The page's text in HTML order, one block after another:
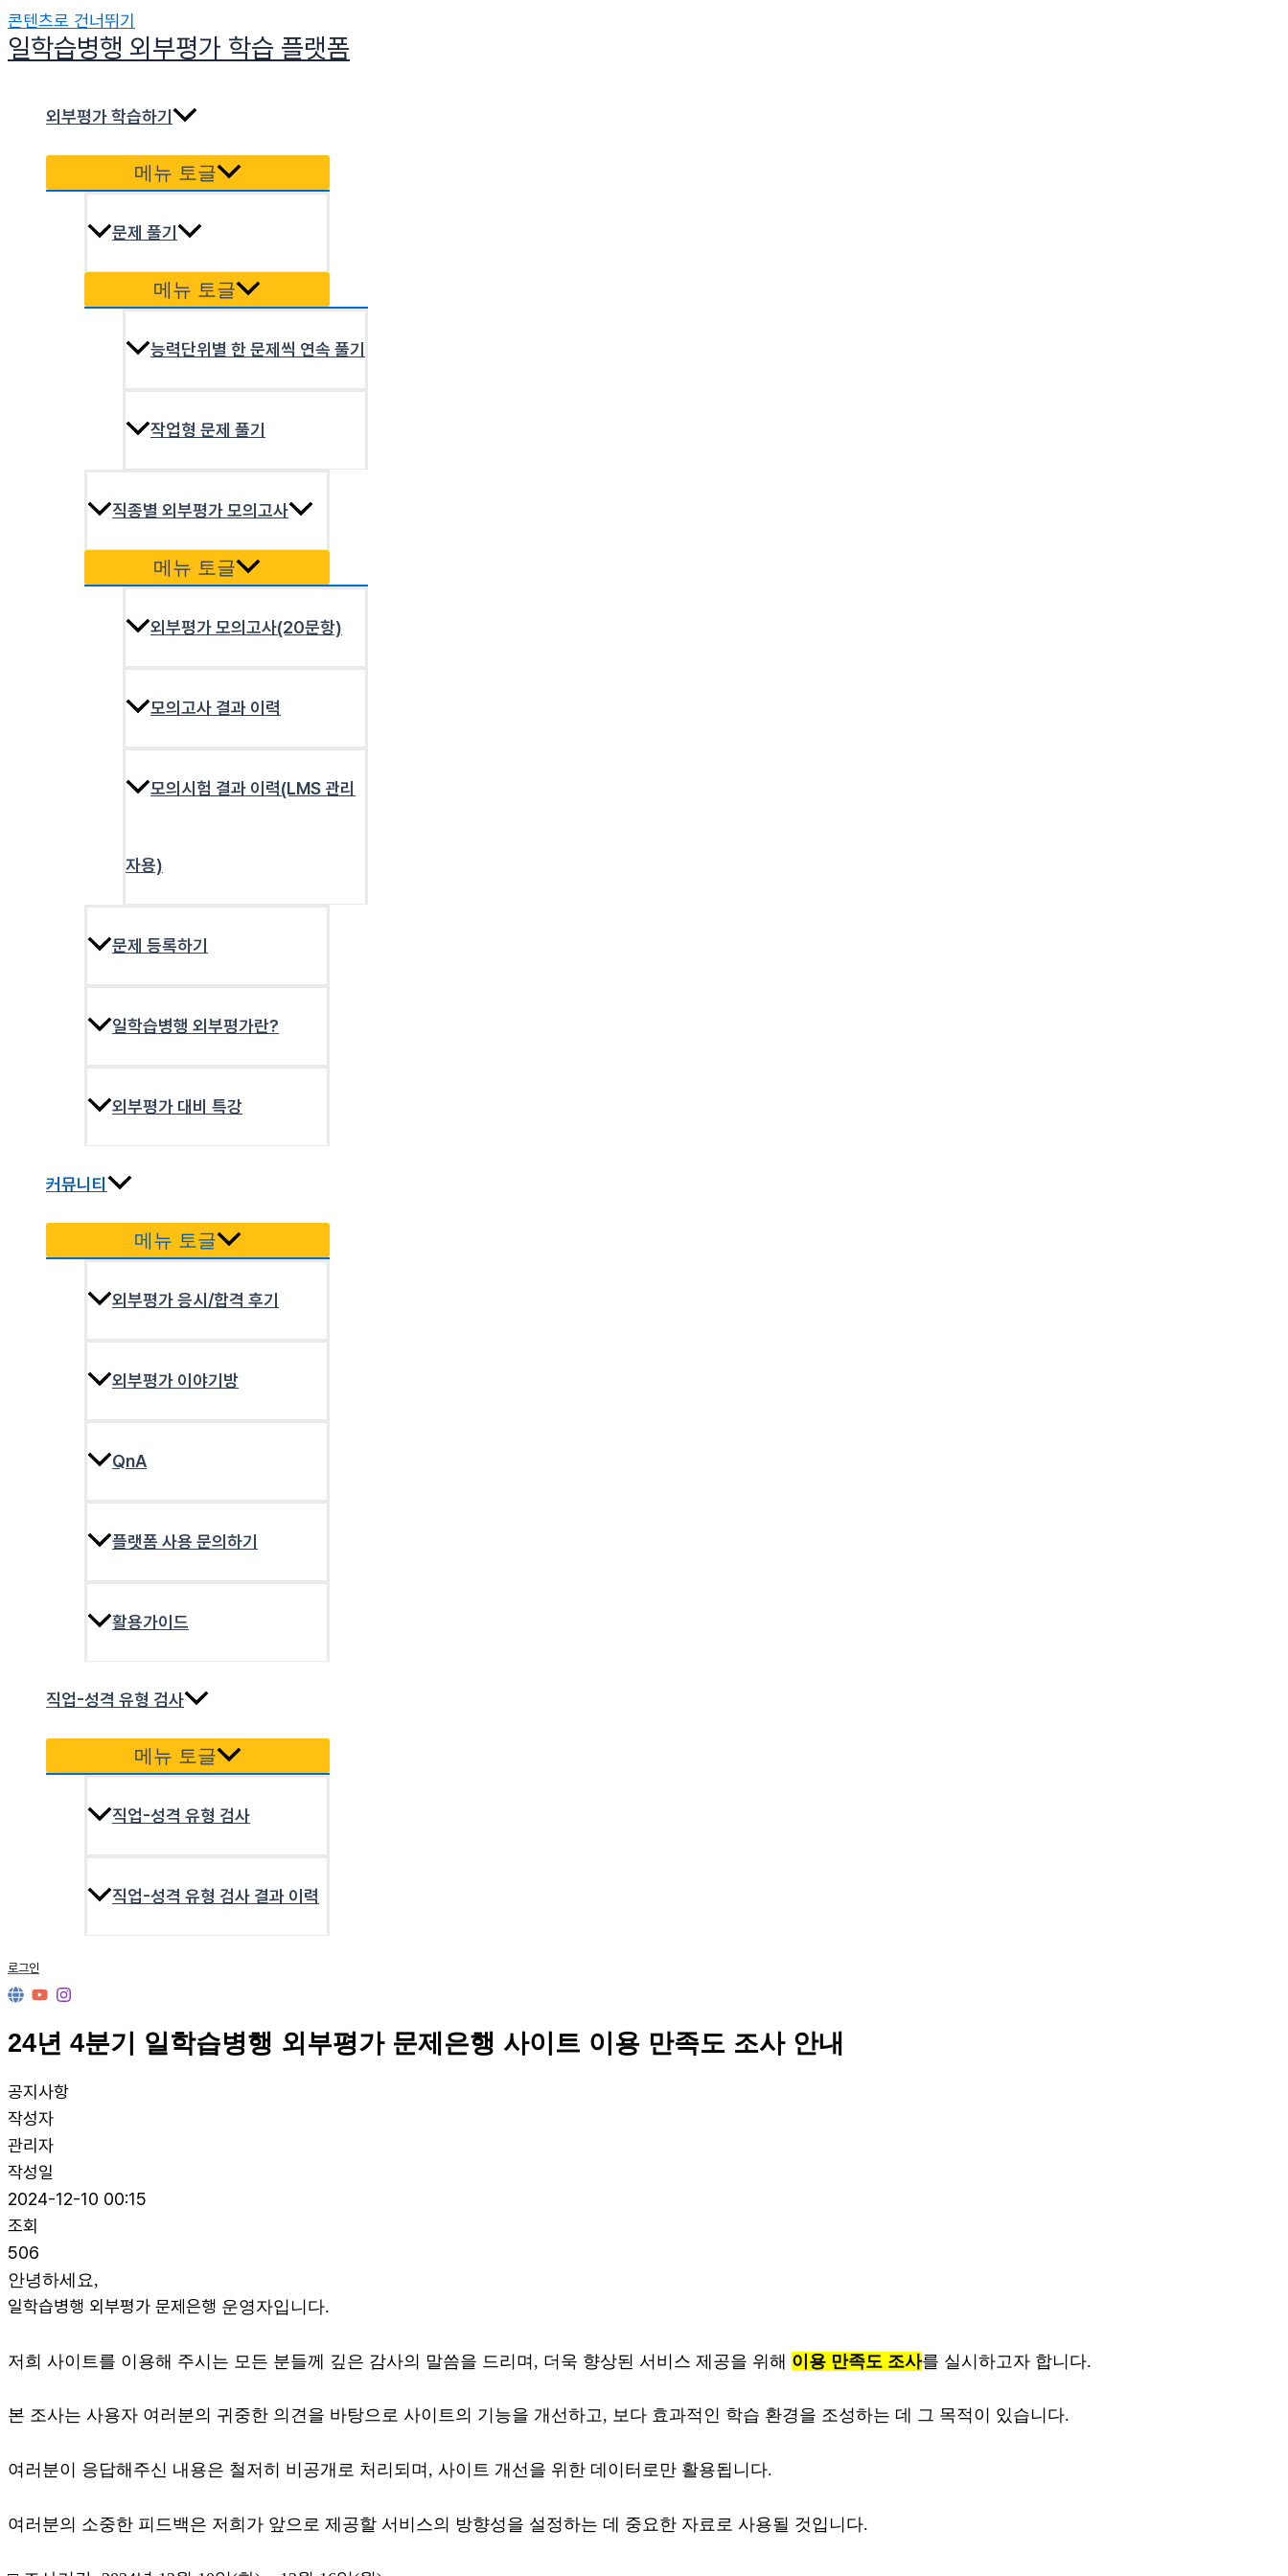
콘텐츠로 건너뛰기
일학습병행 외부평가 학습 플랫폼
외부평가 학습하기
메뉴 토글
문제 풀기
메뉴 토글
능력단위별 한 문제씩 연속 풀기
작업형 문제 풀기
직종별 외부평가 모의고사
메뉴 토글
외부평가 모의고사(20문항)
모의고사 결과 이력
모의시험 결과 이력(LMS 관리
자용)
문제 등록하기
일학습병행 외부평가란?
외부평가 대비 특강
커뮤니티
메뉴 토글
외부평가 응시/합격 후기
외부평가 이야기방
QnA
플랫폼 사용 문의하기
활용가이드
직업-성격 유형 검사
메뉴 토글
직업-성격 유형 검사
직업-성격 유형 검사 결과 이력
로그인
24년 4분기 일학습병행 외부평가 문제은행 사이트 이용 만족도 조사 안내
공지사항
작성자
관리자
작성일
2024-12-10 00:15
조회
506
안녕하세요,
일학습병행 외부평가 문제은행 운영자입니다.
저희 사이트를 이용해 주시는 모든 분들께 깊은 감사의 말씀을 드리며, 더욱 향상된 서비스 제공을 위해 이용 만족도 조사를 실시하고자 합니다.
본 조사는 사용자 여러분의 귀중한 의견을 바탕으로 사이트의 기능을 개선하고, 보다 효과적인 학습 환경을 조성하는 데 그 목적이 있습니다.
여러분이 응답해주신 내용은 철저히 비공개로 처리되며, 사이트 개선을 위한 데이터로만 활용됩니다.
여러분의 소중한 피드백은 저희가 앞으로 제공할 서비스의 방향성을 설정하는 데 중요한 자료로 사용될 것입니다.